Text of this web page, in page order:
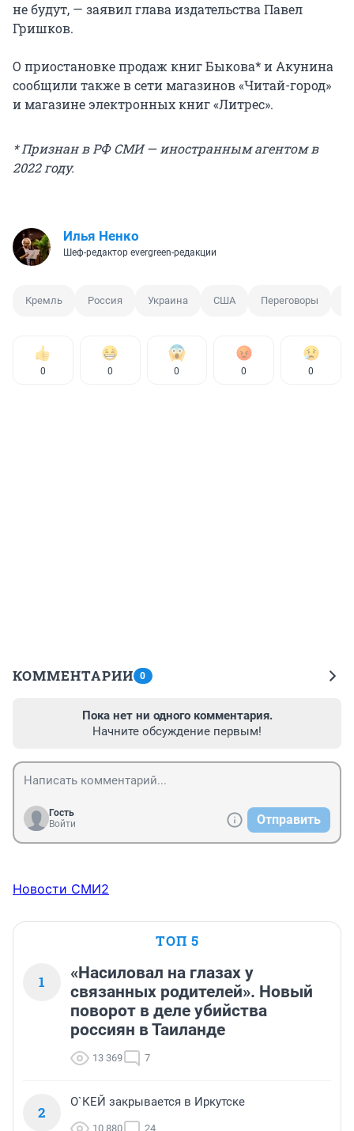
не будут, — заявил глава издательства Павел
Гришков.
О приостановке продаж книг Быкова* и Акунина
сообщили также в сети магазинов «Читай-город»
и магазине электронных книг «Литрес».
* Признан в РФ СМИ — иностранным агентом в
2022 году.
Илья Ненко
Шеф-редактор evergreen-редакции
Кремль Россия Украина США Переговоры
0 0 0 0 0
КОММЕНТАРИИ 0
Пока нет ни одного комментария.
Начните обсуждение первым!
Гость
Войти
Отправить
Новости СМИ2
ТОП 5
1
«Насиловал на глазах у
связанных родителей». Новый
поворот в деле убийства
россиян в Таиланде
13 369 7
2
О`КЕЙ закрывается в Иркутске
10 880 24